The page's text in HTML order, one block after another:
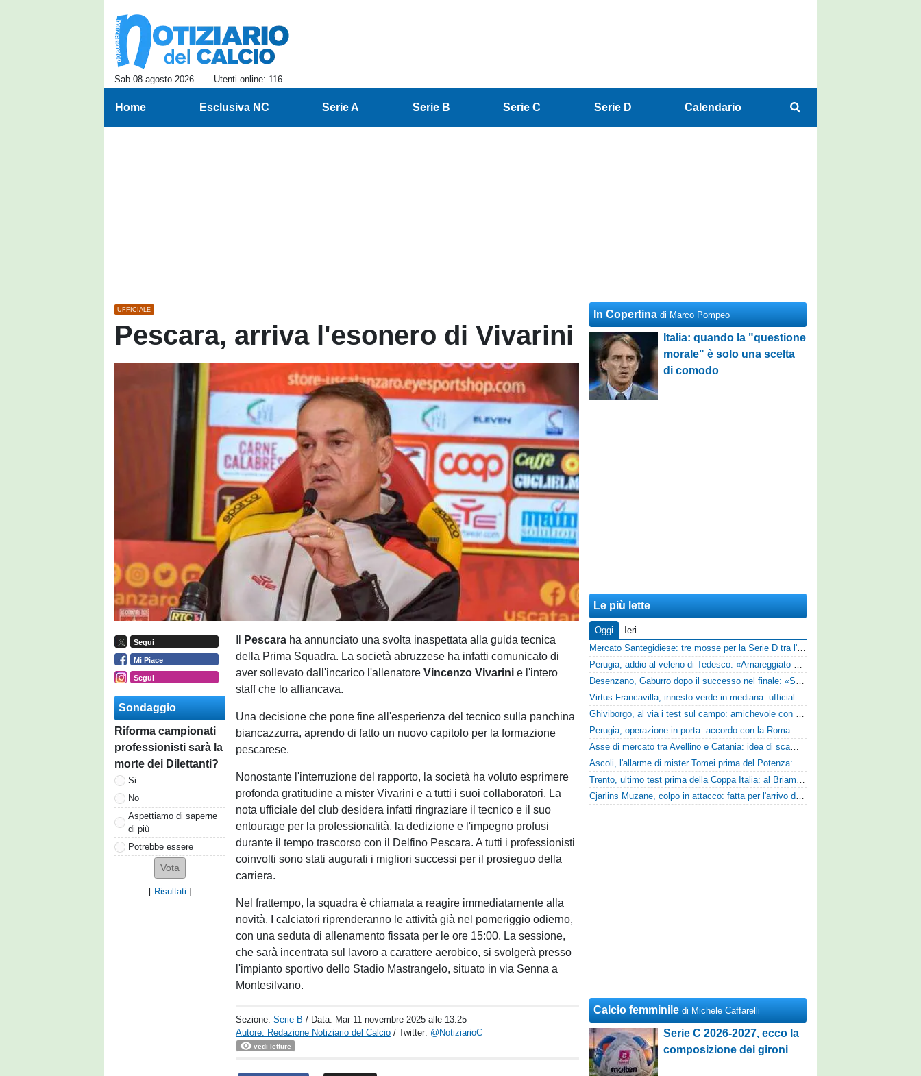
Sab 08 agosto 2026 Utenti online: 116
Home Esclusiva NC Serie A Serie B Serie C Serie D Calendario
UFFICIALE
Pescara, arriva l'esonero di Vivarini
Segui
Mi Piace
Segui
Sondaggio
Riforma campionati
professionisti sarà la
morte dei Dilettanti?
Si
No
Aspettiamo di saperne
di più
Potrebbe essere
[ Risultati ]
Pescara ha annunciato una svolta inaspettata alla guida tecnica
della Prima Squadra. La società abruzzese ha infatti comunicato di
aver sollevato dall'incarico l'allenatoreVincenzo Vivarinie l'intero
staff che lo affiancava.
Una decisione che pone fine all'esperienza del tecnico sulla panchina
biancazzurra, aprendo di fatto un nuovo capitolo per la formazione
pescarese.
Nonostante l'interruzione del rapporto, la società ha voluto esprimere
profonda gratitudine a mister Vivarini e a tutti i suoi collaboratori. La
nota ufficiale del club desidera infatti ringraziare il tecnico e il suo
entourage per la professionalità, la dedizione e l'impegno profusi
durante il tempo trascorso con il Delfino Pescara. A tutti i professionisti
coinvolti sono stati augurati i migliori successi per il prosieguo della
carriera.
Nel frattempo, la squadra è chiamata a reagire immediatamente alla
novità. I calciatori riprenderanno le attività già nel pomeriggio odierno,
con una seduta di allenamento fissata per le ore 15:00. La sessione,
che sarà incentrata sul lavoro a carattere aerobico, si svolgerà presso
l'impianto sportivo dello Stadio Mastrangelo, situato in via Senna a
Montesilvano.
Sezione:Serie B / Data: Mar 11 novembre 2025 alle 13:25
Autore: Redazione Notiziario del Calcio / Twitter: @NotiziarioC
vedi letture
In Copertina di Marco Pompeo
Italia: quando la "questione
morale" è solo una scelta
di comodo
Le più lette
Oggi
Ieri
Mercato Santegidiese: tre mosse per la Serie D tra l'ingaggio di Diakhate e due rinnovi chiave
Perugia, addio al veleno di Tedesco: «Amareggiato dalle parole di Alessandro Gaucci, mi hanno ferito umanamente»
Desenzano, Gaburro dopo il successo nel finale: «Sapevamo che avremmo sofferto, ma si è vista la voglia di vincere»
Virtus Francavilla, innesto verde in mediana: ufficiale l'arrivo del classe 2008 Gianluca Ajello
Ghiviborgo, al via i test sul campo: amichevole con il Fratres Perignano e sguardo al nuovo girone E
Perugia, operazione in porta: accordo con la Roma per il talento Zelezny
Asse di mercato tra Avellino e Catania: idea di scambio tra Cosimo Patierno e Kaleb Jimenez
Ascoli, l'allarme di mister Tomei prima del Potenza: «Mettiamoci l'elmetto, l'obiettivo è la salvezza e non dobbiamo vendere fumo!»
Trento, ultimo test prima della Coppa Italia: al Briamasco arriva il triangolare con Südtirol e Campodarsego
Cjarlins Muzane, colpo in attacco: fatta per l'arrivo di Franck Djoulou
Calcio femminile di Michele Caffarelli
Serie C 2026-2027, ecco la
composizione dei gironi